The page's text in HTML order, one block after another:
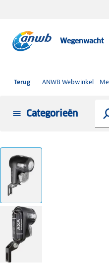
Wegenwacht
Terug ANWB Webwinkel
Categorieën